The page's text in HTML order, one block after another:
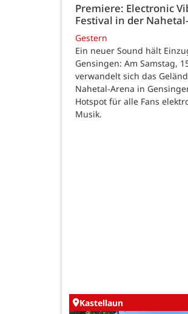
Premiere: Electronic
Festival in der
Gestern
Ein neuer Sound hält
Gensingen: Am Samstag,
verwandelt sich das
Nahetal-Arena in
Hotspot für alle Fans
Musik.
Kastellaun